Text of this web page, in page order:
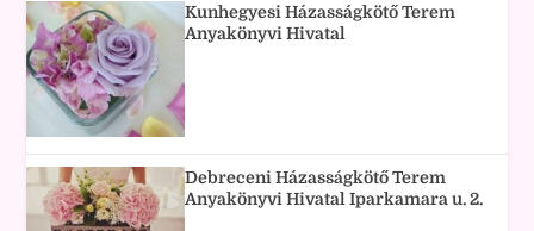
Kunhegyesi Házasságkötő Terem
Anyakönyvi Hivatal
Debreceni Házasságkötő Terem
Anyakönyvi Hivatal Iparkamara u. 2.